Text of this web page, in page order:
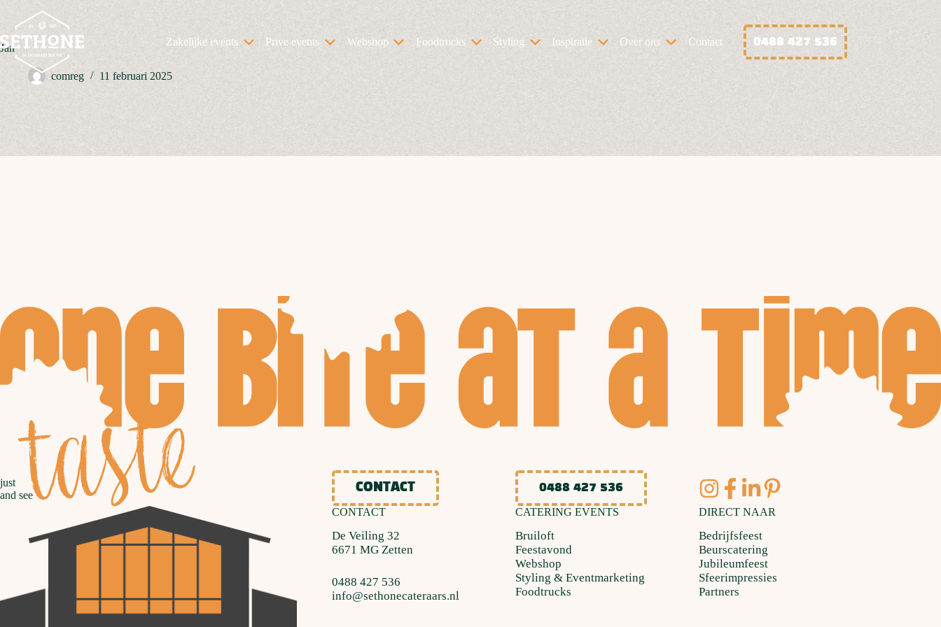
inhoud
Zakelijke events Prive events Webshop Foodtrucks Styling Inspiratie Over ons Contact 0488 427 536
Jan
comreg 11 februari 2025
justtaste
and see
CONTACT 0488 427 536
CONTACT
De Veiling 32
6671 MG Zetten
0488 427 536
info@sethonecateraars.nl
CATERING EVENTS
Bruiloft
Feestavond
Webshop
Styling & Eventmarketing
Foodtrucks
DIRECT NAAR
Bedrijfsfeest
Beurscatering
Jubileumfeest
Sfeerimpressies
Partners